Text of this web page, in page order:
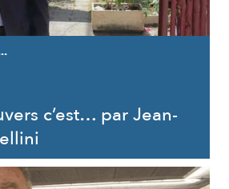
c’est… par Jean-